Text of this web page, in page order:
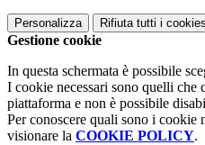
Personalizza Rifiuta tutti i cookies
Gestione cookie
In questa schermata è possibile
I cookie necessari sono quelli che
piattaforma e non è possibile
Per conoscere quali sono i cookie
visionare la COOKIE POLICY.